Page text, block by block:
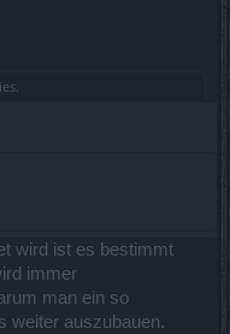
wird ist es bestimmt
immer
man ein so
weiter auszubauen.